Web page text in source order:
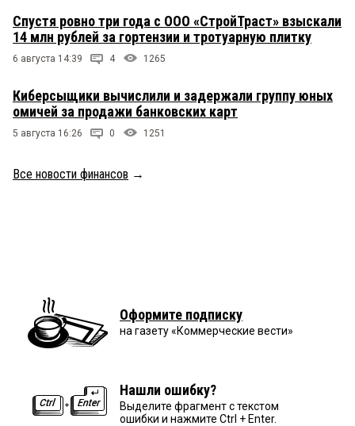
Спустя ровно три года с ООО «СтройТраст» взыскали
14 млн рублей за гортензии и тротуарную плитку
6 августа 14:39 4 1265
Киберсыщики вычислили и задержали группу юных
омичей за продажи банковских карт
5 августа 16:26 0 1251
Все новости финансов →
Оформите подписку
на газету «Коммерческие вести»
Нашли ошибку?
Выделите фрагмент с текстом
ошибки и нажмите Ctrl + Enter.